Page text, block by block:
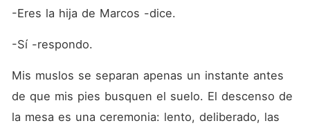
-Eres la hija de Marcos -dice.
-Sí -respondo.
Mis muslos se separan apenas un instante antes
de que mis pies busquen el suelo. El descenso de
la mesa es una ceremonia: lento, deliberado, las